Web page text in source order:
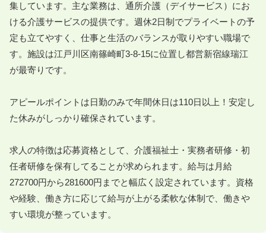
集しています。主な業務は、通所介護（デイサービス）にお
ける介護サービスの提供です。週休2日制でプライベートの予
定も立てやすく、仕事と生活のバランスが取りやすい職場で
す。施設は江戸川区南篠崎町3-8-15に位置し都営新宿線瑞江
が最寄りです。
アピールポイントは日勤のみで年間休日は110日以上！安定し
た休みがしっかり確保されています。
求人の特徴は応募資格として、介護福祉士・実務者研修・初
任者研修を保有してることが求められます。給与は月給
272700円から281600円までと幅広く設定されています。資格
や経験、働き方に応じて給与が上がる柔軟な体制で、働きや
すい環境が整っています。